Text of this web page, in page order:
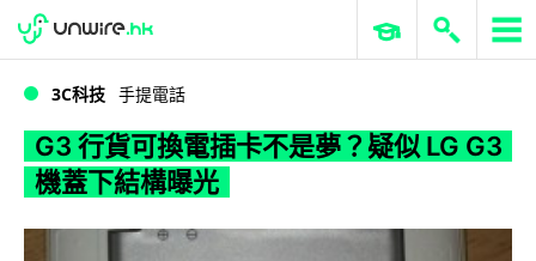
WWDC 2026 ERP 與商業 AI
3C科技 手提電話
G3 行貨可換電插卡不是夢？疑似 LG G3
機蓋下結構曝光